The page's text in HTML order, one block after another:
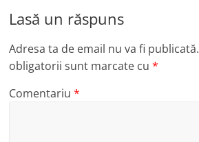
Lasă un răspuns
Adresa ta de email nu va fi publicată.
obligatorii sunt marcate cu*
Comentariu*